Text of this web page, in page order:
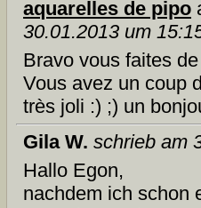
aquarelles de pipo
30.01.2013 um
Bravo vous faites
Vous avez un coup
très joli :) ;) un
Gila W. schrieb am
Hallo Egon,
nachdem ich schon